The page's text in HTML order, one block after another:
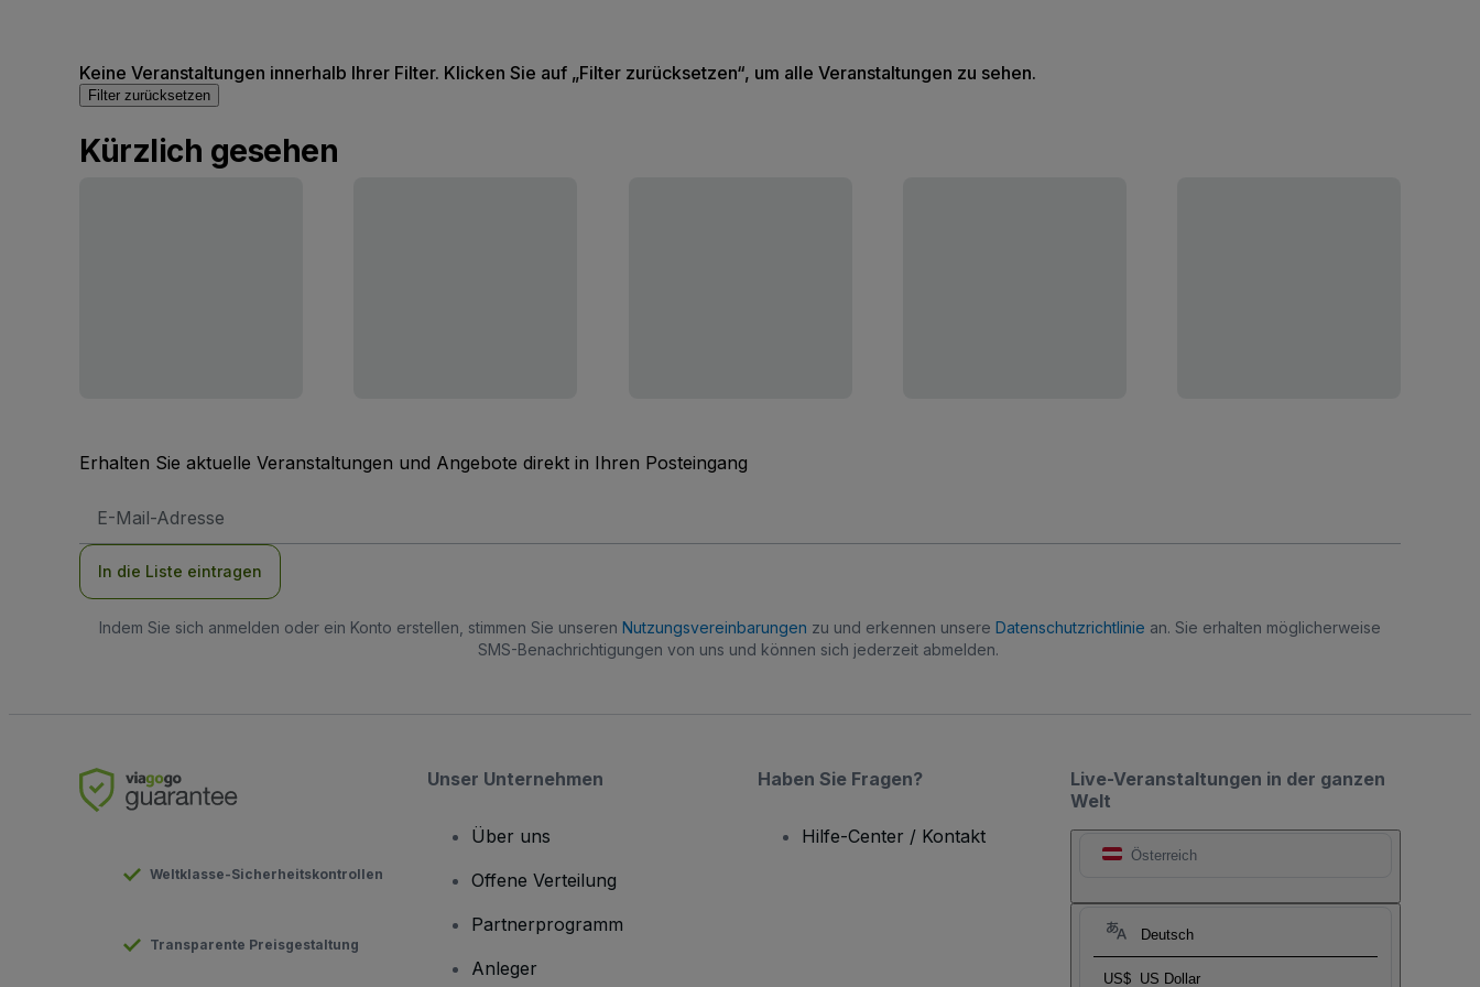
Keine Veranstaltungen innerhalb Ihrer Filter. Klicken Sie auf „Filter zurücksetzen“, um alle Veranstaltungen zu sehen.
Filter zurücksetzen
Kürzlich gesehen
Erhalten Sie aktuelle Veranstaltungen und Angebote direkt in Ihren Posteingang
Mail-
In die Liste eintragen
Indem Sie sich anmelden oder ein Konto erstellen, stimmen Sie unseren Nutzungsvereinbarungen zu und erkennen unsere Datenschutzrichtlinie an. Sie erhalten möglicherweise
SMS-Benachrichtigungen von uns und können sich jederzeit abmelden.
Live-Veranstaltungen in der ganzen
Welt
Österreich
Deutsch
US$ US Dollar
Weltklasse-Sicherheitskontrollen
Transparente Preisgestaltung
Unser Unternehmen
Über uns
Offene Verteilung
Partnerprogramm
Anleger
Haben Sie Fragen?
Hilfe-Center / Kontakt